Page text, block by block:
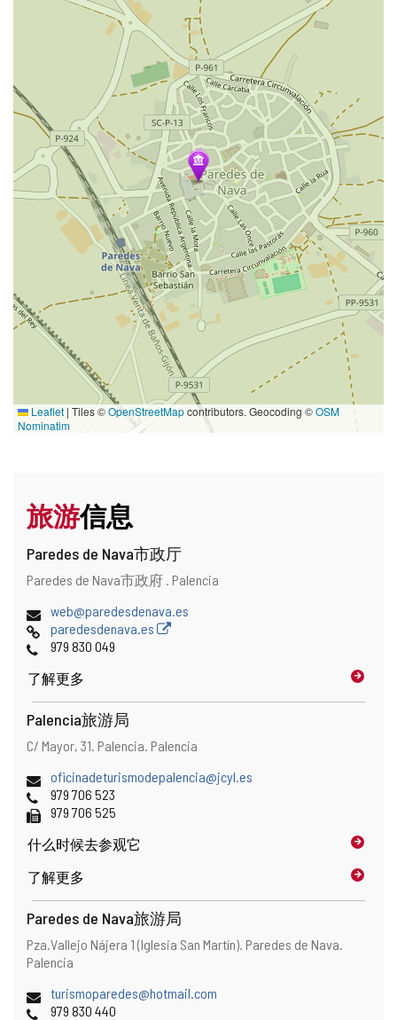
Leaflet | Tiles ©OpenStreetMapcontributors. Geocoding ©OSM
Nominatim
旅游信息
Paredes de Nava市政厅
地
邮
地
址
Paredes de Nava市政府 . Palencia
电
子
邮
地
址
web@paredesdenava.es
网
页
paredesdenava.es
电
979 830 049
了解更多
Palencia旅游局
地
邮
地
址
C/ Mayor, 31. Palencia. Palencia
电
子
邮
件
地
oficinadeturismodepalencia@jcyl.es
电
话
979 706 523
传
真
979 706 525
什么时候去参观它
了解更多
Paredes de Nava旅游局
地
址
邮
寄
址
Pza.Vallejo Nájera 1 (Iglesia San Martín). Paredes de Nava.
Palencia
电
子
turismoparedes@hotmail.com
电
979 830 440